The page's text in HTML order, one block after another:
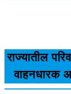
राज्यातील
वाहनधारक